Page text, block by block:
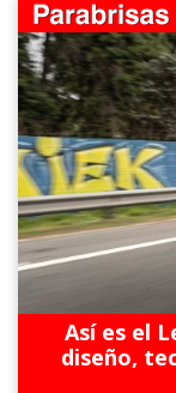
Así es el
diseño,